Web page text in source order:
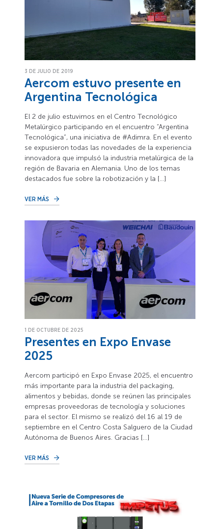
3 DE JULIO DE 2019
Aercom estuvo presente en
Argentina Tecnológica
El 2 de julio estuvimos en el Centro Tecnológico
Metalúrgico participando en el encuentro “Argentina
Tecnológica”, una iniciativa de #Adimra. En el evento
se expusieron todas las novedades de la experiencia
innovadora que impulsó la industria metalúrgica de la
región de Bavaria en Alemania. Uno de los temas
destacados fue sobre la robotización y la […]
VER MÁS
1 DE OCTUBRE DE 2025
Presentes en Expo Envase
2025
Aercom participó en Expo Envase 2025, el encuentro
más importante para la industria del packaging,
alimentos y bebidas, donde se reúnen las principales
empresas proveedoras de tecnología y soluciones
para el sector. El mismo se realizó del 16 al 19 de
septiembre en el Centro Costa Salguero de la Ciudad
Autónoma de Buenos Aires. Gracias […]
VER MÁS